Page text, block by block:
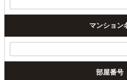
マンション
部屋番号